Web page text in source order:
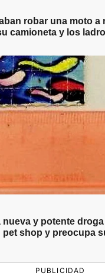
robar una moto a
camioneta y los
nueva y potente
pet shop y preocupa
PUBLICIDAD